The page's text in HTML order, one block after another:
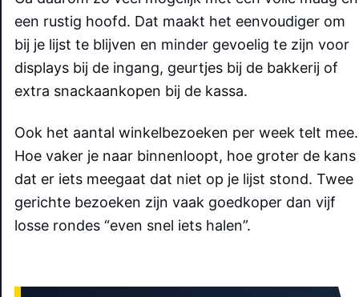
een rustig hoofd. Dat maakt het eenvoudiger om
bij je lijst te blijven en minder gevoelig te zijn voor
displays bij de ingang, geurtjes bij de bakkerij of
extra snackaankopen bij de kassa.
Ook het aantal winkelbezoeken per week telt mee.
Hoe vaker je naar binnenloopt, hoe groter de kans
dat er iets meegaat dat niet op je lijst stond. Twee
gerichte bezoeken zijn vaak goedkoper dan vijf
losse rondes “even snel iets halen”.